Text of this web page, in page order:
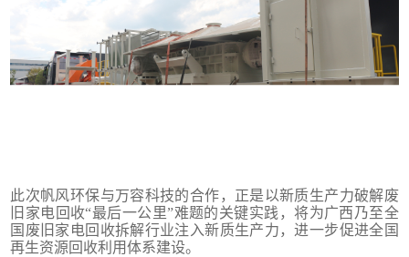
此次帆风环保与万容科技的合作，正是以新质生产力破解废
旧家电回收“最后一公里”难题的关键实践，将为广西乃至全
国废旧家电回收拆解行业注入新质生产力，进一步促进全国
再生资源回收利用体系建设。